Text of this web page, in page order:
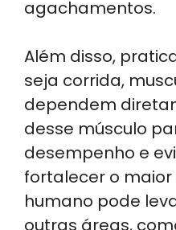
agachamentos.
Além disso,
seja corrida,
dependem
desse músculo
desempenho e
fortalecer o
humano pode
outras áreas,